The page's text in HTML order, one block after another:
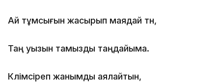
Ай тұмсығын жасырып маядай түн,
Таң уызын тамызды таңдайыма.
Күлімсіреп жанымды аялайтын,